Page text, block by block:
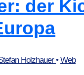
der
Holzhauer•Web